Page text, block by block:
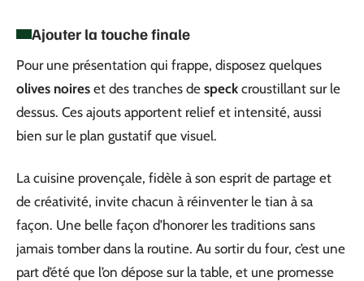
Ajouter la touche finale
Pour une présentation qui frappe, disposez quelques
olives noires et des tranches de speck croustillant sur le
dessus. Ces ajouts apportent relief et intensité, aussi
bien sur le plan gustatif que visuel.
La cuisine provençale, fidèle à son esprit de partage et
de créativité, invite chacun à réinventer le tian à sa
façon. Une belle façon d’honorer les traditions sans
jamais tomber dans la routine. Au sortir du four, c’est une
part d’été que l’on dépose sur la table, et une promesse